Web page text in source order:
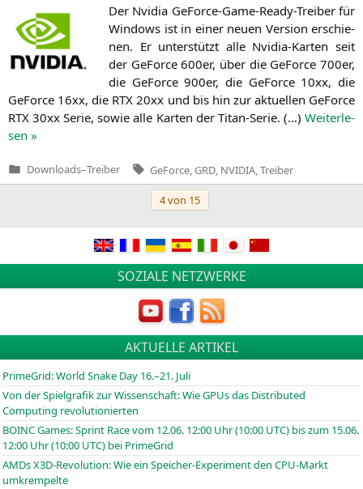
Der Nvi­dia GeForce-Game-Rea­dy-Trei­ber für
Win­dows ist in einer neu­en Ver­si­on erschie­
nen. Er unter­stützt alle Nvi­dia-Kar­ten seit
der GeForce 600er, über die GeForce 700er,
die GeForce 900er, die GeForce 10xx, die
GeForce 16xx, die RTX 20xx und bis hin zur aktu­el­len GeForce
RTX 30xx Serie, sowie alle Kar­ten der Titan-Serie. (…) Wei­ter­le­
sen »
Veröffentlicht
in
Downloads–Treiber Tags:
GeForce GRD NVIDIA Treiber
Beitragsnavigation
4 von 15
SOZIALE NETZWERKE
AKTUELLE ARTIKEL
PrimeGrid: World Snake Day 16.–21. Juli
Von der Spielgrafik zur Wissenschaft: Wie GPUs das Distributed
Computing revolutionierten
BOINCGames: Sprint Race vom 12.06. 12:00 Uhr (10:00 UTC) bis zum 15.06.
12:00 Uhr (10:00 UTC) bei PrimeGrid
AMDs X3D-Revolution: Wie ein Speicher-Experiment den CPU-Markt
umkrempelte